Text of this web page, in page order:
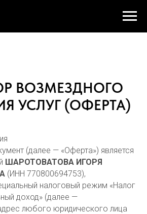
ВОЗМЕЗДНОГО
УСЛУГ (ОФЕРТА)
(далее — «Оферта») является
ШАРОТОВАТОВА ИГОРЯ
(ИНН 770800694753),
налоговый режим «Налог
доход» (далее —
любого юридического лица